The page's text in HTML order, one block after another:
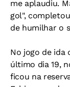
me aplaudiu.
gol",
de humilhar o
No jogo de ida
último dia 19,
ficou na